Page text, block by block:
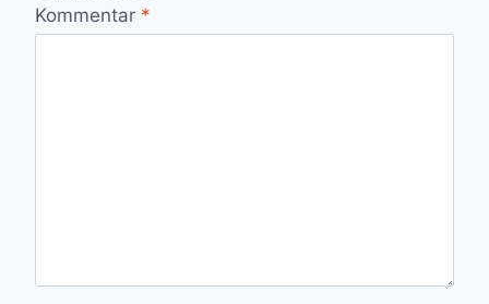
Kommentar *